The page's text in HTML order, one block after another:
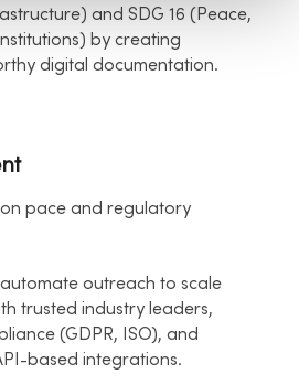
and SDG 16 (Peace,
by creating
digital documentation.​
pace and regulatory
outreach to scale
trusted industry leaders,
(GDPR, ISO), and
based integrations.